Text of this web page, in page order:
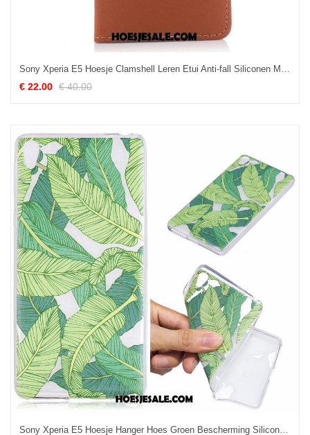
Sony Xperia E5 Hoesje Clamshell Leren Etui Anti-fall Siliconen Mobiele Telefoon Korting
€ 22.00 € 40.00
Sony Xperia E5 Hoesje Hanger Hoes Groen Bescherming Siliconen Kopen